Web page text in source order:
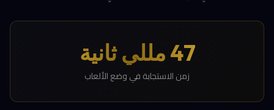
47 مللي ثانية
زمن الاستجابة في وضع الألعاب